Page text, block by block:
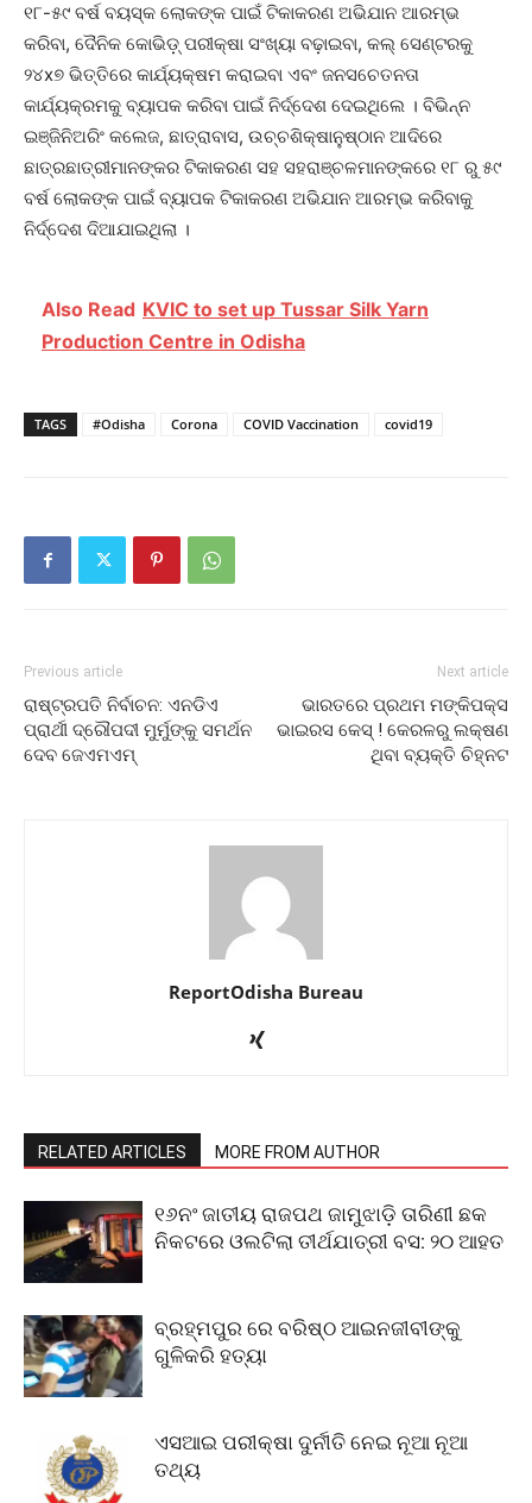
୧୮-୫୯ ବର୍ଷ ବୟସ୍କ ଲୋକଙ୍କ ପାଇଁ ଟିକାକରଣ ଅଭିଯାନ ଆରମ୍ଭ
କରିବା, ଦୈନିକ କୋଭିଡ଼୍ ପରୀକ୍ଷା ସଂଖ୍ୟା ବଢ଼ାଇବା, କଲ୍ ସେଣ୍ଟରକୁ
୨୪x୭ ଭିତ୍ତିରେ କାର୍ଯ୍ୟକ୍ଷମ କରାଇବା ଏବଂ ଜନସଚେତନତା
କାର୍ଯ୍ୟକ୍ରମକୁ ବ୍ୟାପକ କରିବା ପାଇଁ ନିର୍ଦ୍ଦେଶ ଦେଇଥିଲେ । ବିଭିନ୍ନ
ଇଞ୍ଜିନିଅରିଂ କଲେଜ, ଛାତ୍ରାବାସ, ଉଚ୍ଚଶିକ୍ଷାନୁଷ୍ଠାନ ଆଦିରେ
ଛାତ୍ରଛାତ୍ରୀମାନଙ୍କର ଟିକାକରଣ ସହ ସହରାଞ୍ଚଳମାନଙ୍କରେ ୧୮ ରୁ ୫୯
ବର୍ଷ ଲୋକଙ୍କ ପାଇଁ ବ୍ୟାପକ ଟିକାକରଣ ଅଭିଯାନ ଆରମ୍ଭ କରିବାକୁ
ନିର୍ଦ୍ଦେଶ ଦିଆଯାଇଥିଲା ।
Also Read KVIC to set up Tussar Silk Yarn
Production Centre in Odisha
TAGS #Odisha Corona COVID Vaccination covid19
Previous article
ରାଷ୍ଟ୍ରପତି ନିର୍ବାଚନ: ଏନଡିଏ
ପ୍ରାର୍ଥୀ ଦ୍ରୌପଦୀ ମୁର୍ମୁଙ୍କୁ ସମର୍ଥନ
ଦେବ ଜେଏମଏମ୍
Next article
ଭାରତରେ ପ୍ରଥମ ମଙ୍କିପକ୍ସ
ଭାଇରସ କେସ୍ ! କେରଳରୁ ଲକ୍ଷଣ
ଥିବା ବ୍ୟକ୍ତି ଚିହ୍ନଟ
ReportOdisha Bureau
RELATED ARTICLES MORE FROM AUTHOR
୧୬ନଂ ଜାତୀୟ ରାଜପଥ ଜାମୁଝାଡ଼ି ତାରିଣୀ ଛକ
ନିକଟରେ ଓଲଟିଲା ତୀର୍ଥଯାତ୍ରୀ ବସ: ୨୦ ଆହତ
ବ୍ରହ୍ମପୁର ରେ ବରିଷ୍ଠ ଆଇନଜୀବୀଙ୍କୁ
ଗୁଳିକରି ହତ୍ୟା
ଏସଆଇ ପରୀକ୍ଷା ଦୁର୍ନୀତି ନେଇ ନୂଆ ନୂଆ
ତଥ୍ୟ